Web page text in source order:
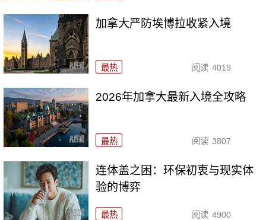
加拿大严防埃博拉收紧入境
最热 阅读 4019
2026年加拿大最新入境全攻略
最热 阅读 3807
连体盖之困：环保初衷与现实体
验的博弈
最热 阅读 4900